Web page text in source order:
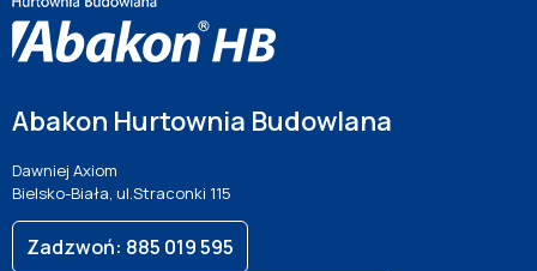
Abakon Hurtownia Budowlana
Dawniej Axiom
Bielsko-Biała, ul.Straconki 115
Zadzwoń: 885 019 595